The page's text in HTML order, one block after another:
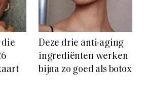
die
Deze drie anti-aging
ingrediënten werken
bijna zo goed als botox